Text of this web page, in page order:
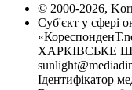
© 2000-2026,
Суб'єкт у сфері
ХАРКІВСЬКЕ
Ідентифікатор